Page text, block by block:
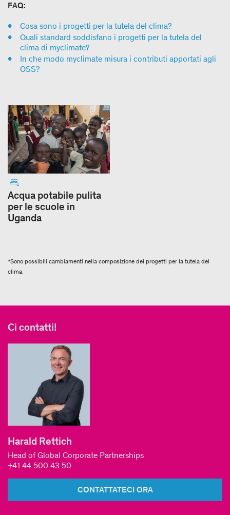
FAQ:
Cosa sono i progetti per la tutela del clima?
Quali standard soddisfano i progetti per la tutela del
clima di myclimate?
In che modo myclimate misura i contributi apportati agli
OSS?
Acqua potabile pulita
per le scuole in
Uganda
*Sono possibili cambiamenti nella composizione dei progetti per la tutela del
clima.
Ci contatti!
Harald Rettich
Head of Global Corporate Partnerships
+41 44 500 43 50
CONTATTATECI ORA